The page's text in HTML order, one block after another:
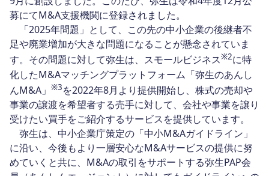
募にてM&A支援機関に登録されました。
「2025年問題」として、この先の中小企業の後継者不
足や廃業増加が大きな問題になることが懸念されていま
す。その問題に対して弥生は、スモールビジネス※2に特
化したM&Aマッチングプラットフォーム「弥生のあんし
んM&A」 ※3を2022年8月より提供開始し、株式の売却や
事業の譲渡を希望者する売手に対して、会社や事業を譲り
受けたい買手をご紹介するサービスを提供しています。
弥生は、中小企業庁策定の「中小M&Aガイドライン」
に沿い、今後もより一層安心なM&Aサービスの提供に努
めていくと共に、M&Aの取引をサポートする弥生PAP会